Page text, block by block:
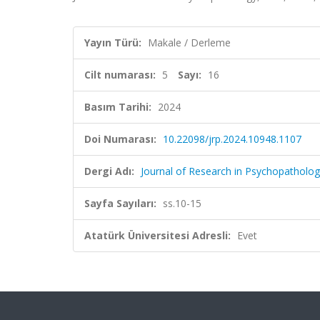
Yayın Türü: Makale / Derleme
Cilt numarası: 5 Sayı: 16
Basım Tarihi: 2024
Doi Numarası: 10.22098/jrp.2024.10948.1107
Dergi Adı: Journal of Research in
Sayfa Sayıları: ss.10-15
Atatürk Üniversitesi Adresli: Evet